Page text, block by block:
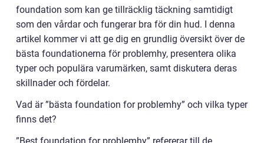
foundation som kan ge tillräcklig täckning samtidigt
som den vårdar och fungerar bra för din hud. I denna
artikel kommer vi att ge dig en grundlig översikt över de
bästa foundationerna för problemhy, presentera olika
typer och populära varumärken, samt diskutera deras
skillnader och fördelar.
Vad är ”bästa foundation for problemhy” och vilka typer
finns det?